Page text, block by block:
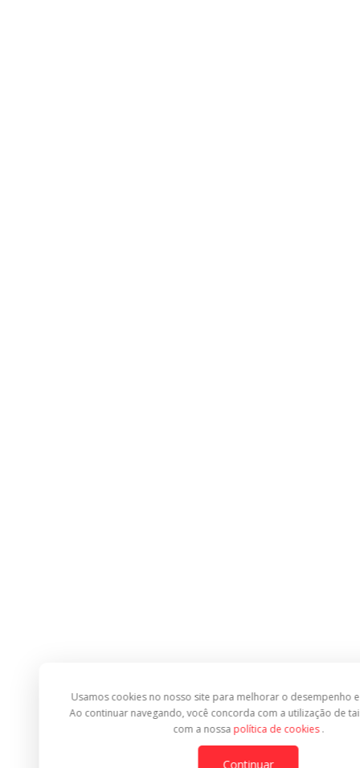
Usamos cookies no nosso site para melhorar o desempenho
Ao continuar navegando, você concorda com a utilização de
com a nossa política de cookies.
Continuar